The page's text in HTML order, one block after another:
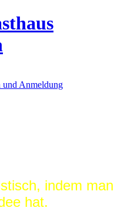
Anmeldung
indem man
hat.